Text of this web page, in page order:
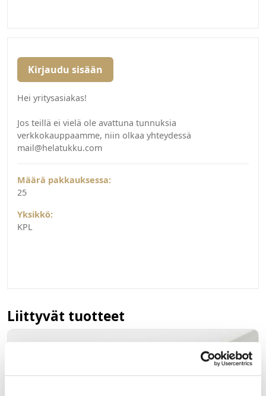
Kirjaudu sisään
Hei yritysasiakas!
Jos teillä ei vielä ole avattuna tunnuksia
verkkokauppaamme, niin olkaa yhteydessä
mail@helatukku.com
Määrä pakkauksessa:
25
Yksikkö:
KPL
Liittyvät tuotteet